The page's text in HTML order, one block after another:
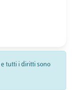
tutti i diritti sono